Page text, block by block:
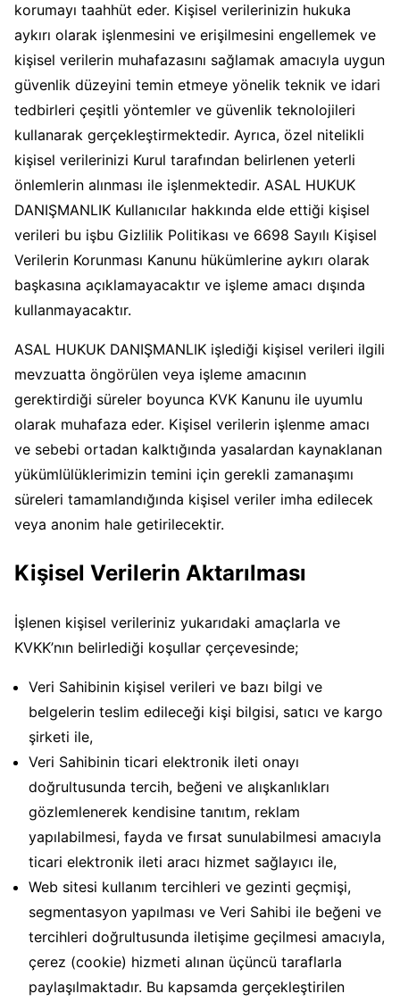
korumayı taahhüt eder. Kişisel verilerinizin hukuka
aykırı olarak işlenmesini ve erişilmesini engellemek ve
kişisel verilerin muhafazasını sağlamak amacıyla uygun
güvenlik düzeyini temin etmeye yönelik teknik ve idari
tedbirleri çeşitli yöntemler ve güvenlik teknolojileri
kullanarak gerçekleştirmektedir. Ayrıca, özel nitelikli
kişisel verilerinizi Kurul tarafından belirlenen yeterli
önlemlerin alınması ile işlenmektedir. ASAL HUKUK
DANIŞMANLIK Kullanıcılar hakkında elde ettiği kişisel
verileri bu işbu Gizlilik Politikası ve 6698 Sayılı Kişisel
Verilerin Korunması Kanunu hükümlerine aykırı olarak
başkasına açıklamayacaktır ve işleme amacı dışında
kullanmayacaktır.
ASAL HUKUK DANIŞMANLIK işlediği kişisel verileri ilgili
mevzuatta öngörülen veya işleme amacının
gerektirdiği süreler boyunca KVK Kanunu ile uyumlu
olarak muhafaza eder. Kişisel verilerin işlenme amacı
ve sebebi ortadan kalktığında yasalardan kaynaklanan
yükümlülüklerimizin temini için gerekli zamanaşımı
süreleri tamamlandığında kişisel veriler imha edilecek
veya anonim hale getirilecektir.
Kişisel Verilerin Aktarılması
İşlenen kişisel verileriniz yukarıdaki amaçlarla ve
KVKK’nın belirlediği koşullar çerçevesinde;
Veri Sahibinin kişisel verileri ve bazı bilgi ve
belgelerin teslim edileceği kişi bilgisi, satıcı ve kargo
şirketi ile,
Veri Sahibinin ticari elektronik ileti onayı
doğrultusunda tercih, beğeni ve alışkanlıkları
gözlemlenerek kendisine tanıtım, reklam
yapılabilmesi, fayda ve fırsat sunulabilmesi amacıyla
ticari elektronik ileti aracı hizmet sağlayıcı ile,
Web sitesi kullanım tercihleri ve gezinti geçmişi,
segmentasyon yapılması ve Veri Sahibi ile beğeni ve
tercihleri doğrultusunda iletişime geçilmesi amacıyla,
çerez (cookie) hizmeti alınan üçüncü taraflarla
paylaşılmaktadır. Bu kapsamda gerçekleştirilen